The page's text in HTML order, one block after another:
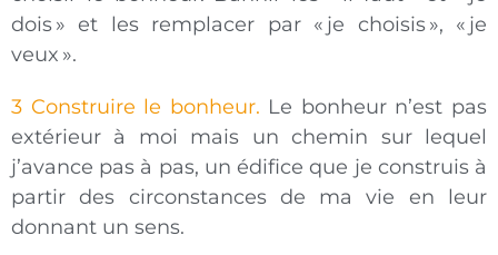
dois » et les remplacer par « je choisis », « je
veux ».
3 Construire le bonheur. Le bonheur n’est pas
extérieur à moi mais un chemin sur lequel
j’avance pas à pas, un édifice que je construis à
partir des circonstances de ma vie en leur
donnant un sens.